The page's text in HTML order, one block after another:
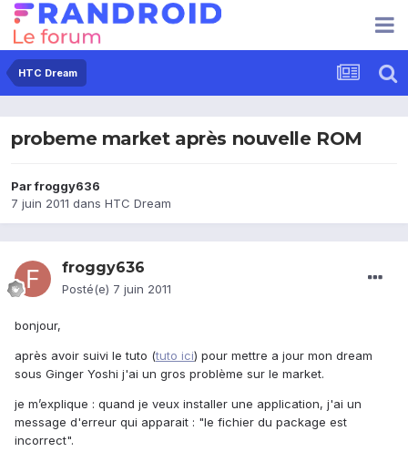
HTC Dream
probeme market après nouvelle ROM
Parfroggy636
7 juin 2011 dans HTC Dream
froggy636
Posté(e) 7 juin 2011
bonjour,
après avoir suivi le tuto (tuto ici) pour mettre a jour mon dream
sous Ginger Yoshi j'ai un gros problème sur le market.
je m’explique : quand je veux installer une application, j'ai un
message d'erreur qui apparait : "le fichier du package est
incorrect".